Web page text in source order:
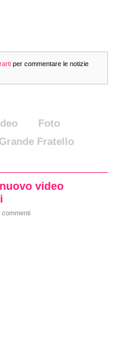
per commentare le notizie
Foto
Grande Fratello
video
commenti